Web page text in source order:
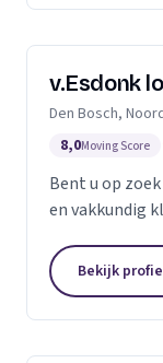
v.Esdonk
Den Bosch,
8,0Moving Score
Bent u op
en vakkundig
zowelBekijk